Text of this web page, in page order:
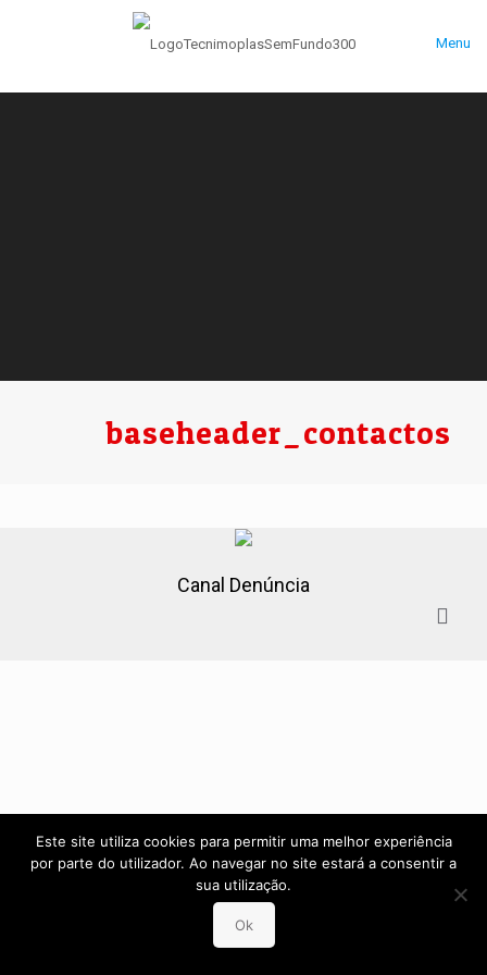
Menu
baseheader_contactos
Canal Denúncia
Este site utiliza cookies para permitir uma melhor experiência
por parte do utilizador. Ao navegar no site estará a consentir a
sua utilização.
Ok